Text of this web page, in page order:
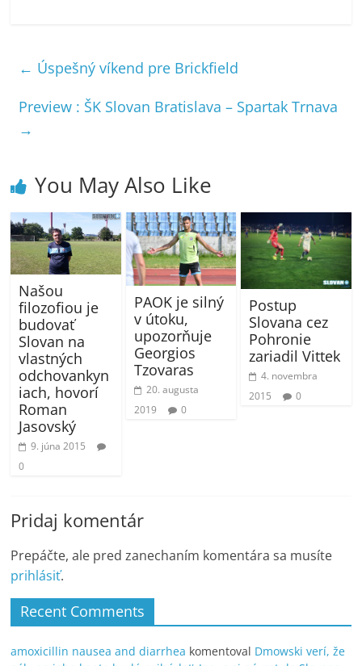
← Úspešný víkend pre Brickfield
Preview : ŠK Slovan Bratislava – Spartak Trnava
→
You May Also Like
Našou
filozofiou je
budovať
Slovan na
vlastných
odchovankyn
iach, hovorí
Roman
Jasovský
9. júna 2015
0
PAOK je silný
v útoku,
upozorňuje
Georgios
Tzovaras
20. augusta
2019
0
Postup
Slovana cez
Pohronie
zariadil Vittek
4. novembra
2015
0
Pridaj komentár
Prepáčte, ale pred zanechaním komentára sa musíte
prihlásiť.
Recent Comments
amoxicillin nausea and diarrhea komentoval Dmowski verí, že